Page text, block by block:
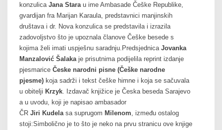
konzulica Jana Starau ime Ambasade Češke Republike,
gvardijan fra Marijan Karaula, predstavnici manjinskih
društava i dr. Nova konzulica se predstavila i izrazila
zadovoljstvo što je upoznala članove Češke besede s
kojima želi imati uspješnu saradnju.Predsjednica Jovanka
Manzalović Šalakaje prisutnima podijelila reprint izdanje
pjesmarice Česke narodni pisne (Češke narodne
pjesme)koja sadrži i tekst češke himne i koja se sačuvala
u obitelji Krzyk. Izdavač knjižice je Česka beseda Sarajevo
a u uvodu, koji je napisao ambasador
ČR Jiri Kudelasa suprugom Milenom , između ostalog
stoji:Simbolično je to što je neko na prvu stranicu ove knjige